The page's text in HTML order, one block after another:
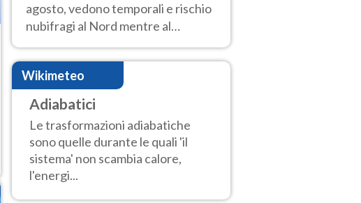
agosto, vedono temporali e rischio
nubifragi al Nord mentre al
Centro-Sud sole e caldo sempre
molto intenso.
Wikimeteo
Adiabatici
Le trasformazioni adiabatiche
sono quelle durante le quali 'il
sistema' non scambia calore,
l'energi...